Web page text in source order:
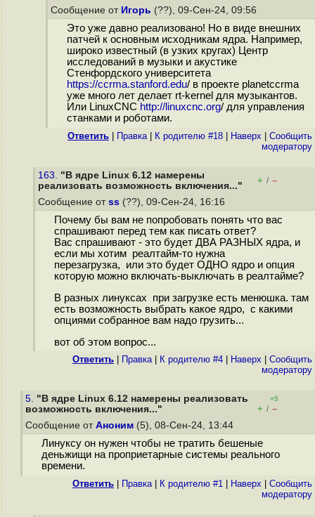
Сообщение от Игорь (??), 09-Сен-24, 09:56
Это уже давно реализовано! Но в виде внешних
патчей к основным исходникам ядра. Например,
широко известный (в узких кругах) Центр
исследований в музыки и акустике
Стенфордского университета
https://ccrma.stanford.edu/ в проекте planetccrma
уже много лет делает rt-kernel для музыкантов.
Или LinuxCNC http://linuxcnc.org/ для управления
станками и роботами.
Ответить Правка| К родителю #18 Наверх
Cообщить
модератору
163. "В ядре Linux 6.12 намерены
реализовать возможность включения..."
+ / –
Сообщение от ss (??), 09-Сен-24, 16:16
Почему бы вам не попробовать понять что вас
спрашивают перед тем как писать ответ?
Вас спрашивают - это будет ДВА РАЗНЫХ ядра, и
если мы хотим реалтайм-то нужна
перезагрузка, или это будет ОДНО ядро и опция
которую можно включать-выключать в реалтайме?
В разных линуксах при загрузке есть менюшка. там
есть возможность выбрать какое ядро, с какими
опциями собранное вам надо грузить...
вот об этом вопрос...
Ответить Правка| К родителю #4 Наверх
Cообщить
модератору
5. "В ядре Linux 6.12 намерены реализовать
возможность включения..."
+5
+ / –
Сообщение от Аноним (5), 08-Сен-24, 13:44
Линуксу он нужен чтобы не тратить бешеные
деньжищи на проприетарные системы реального
времени.
Ответить Правка| К родителю #1 Наверх
Cообщить
модератору